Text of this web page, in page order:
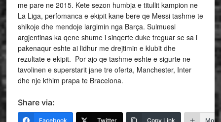
me pare ne 2015. Kete sezon humbja e titullit kampion ne
La Liga, perfomanca e ekipit kane bere qe Messi tashme te
shikoje dhe mendoje largimin nga Barça. Sulmuesi
argjentinas ka qene shume i sinqerte duke treguar se sa i
pakenaqur eshte ai lidhur me drejtimin e klubit dhe
rezultate e ekipit. Por ajo qe tashme eshte e sigurte ne
tavolinen e superstarit jane tre oferta, Manchester, Inter
dhe nje kthim prapa te Bracelona.
Share via:
Facebook Twitter Copy Link More